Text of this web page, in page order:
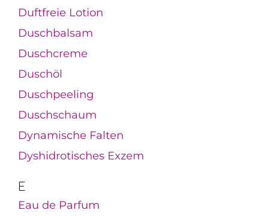
Duftfreie Lotion
Duschbalsam
Duschcreme
Duschöl
Duschpeeling
Duschschaum
Dynamische Falten
Dyshidrotisches Exzem
E
Eau de Parfum